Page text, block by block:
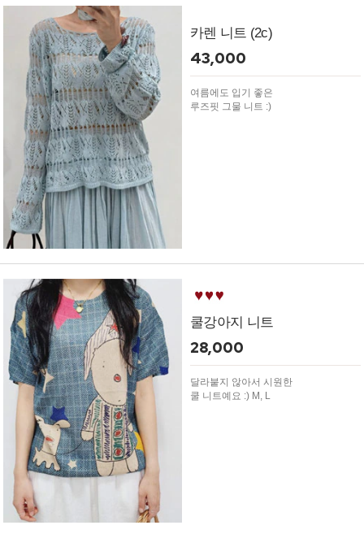
카렌 니트 (2c)
43,000
여름에도 입기 좋은
루즈핏 그물 니트 :)
쿨강아지 니트
28,000
달라붙지 않아서 시원한
쿨 니트예요 :) M, L